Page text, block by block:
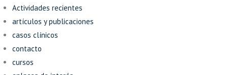
Actividades recientes
artículos y publicaciones
casos clínicos
contacto
cursos